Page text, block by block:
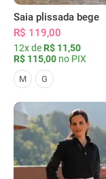
Saia plissada bege
R$ 119,00
12x de R$ 11,50
R$ 115,00 no PIX
M G